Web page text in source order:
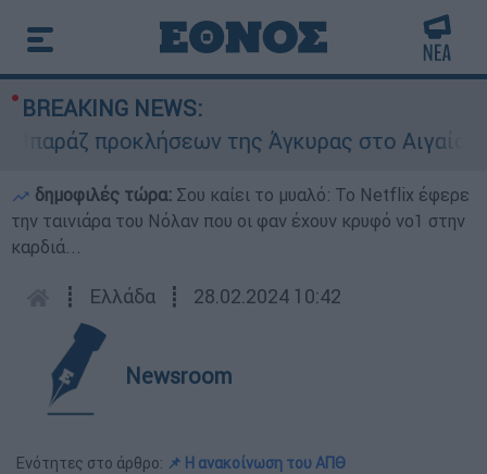
BREAKING NEWS:
προκλήσεων της Άγκυρας στο Αιγαίο:
δημοφιλές τώρα: Σου καίει το μυαλό: Το Netflix έφερε
την ταινιάρα του Νόλαν που οι φαν έχουν κρυφό νο1 στην
καρδιά...
┋ Ελλάδα ┋ 28.02.2024 10:42
Newsroom
Ενότητες στο άρθρο: 📌 Η ανακοίνωση του ΑΠΘ